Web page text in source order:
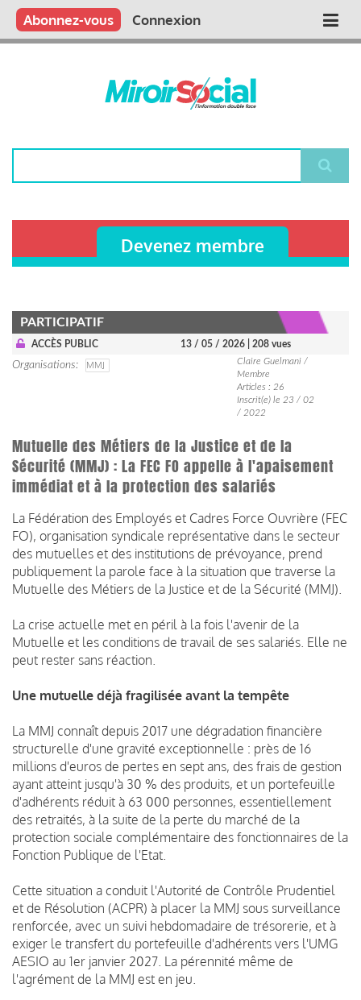
Aller
contenu
Main
Qui sommes nous ?
Vous publiez
Nous publions
Contactez-nous
Abonnez-vous Connexion
Devenez membre
PARTICIPATIF
ACCÈS PUBLIC 13 / 05 / 2026 | 208 vues
Organisations MMJ
Claire Guelmani /
Membre
Articles : 26
Inscrit(e) le 23 / 02
/ 2022
Mutuelle des Métiers de la Justice et de la
Sécurité (MMJ) : La FEC FO appelle à l'apaisement
immédiat et à la protection des salariés
La Fédération des Employés et Cadres Force Ouvrière (FEC
FO), organisation syndicale représentative dans le secteur
des mutuelles et des institutions de prévoyance, prend
publiquement la parole face à la situation que traverse la
Mutuelle des Métiers de la Justice et de la Sécurité (MMJ).
La crise actuelle met en péril à la fois l'avenir de la
Mutuelle et les conditions de travail de ses salariés. Elle ne
peut rester sans réaction.
Une mutuelle déjà fragilisée avant la tempête
La MMJ connaît depuis 2017 une dégradation financière
structurelle d'une gravité exceptionnelle : près de 16
millions d'euros de pertes en sept ans, des frais de gestion
ayant atteint jusqu'à 30 % des produits, et un portefeuille
d'adhérents réduit à 63 000 personnes, essentiellement
des retraités, à la suite de la perte du marché de la
protection sociale complémentaire des fonctionnaires de la
Fonction Publique de l'Etat.
Cette situation a conduit l'Autorité de Contrôle Prudentiel
et de Résolution (ACPR) à placer la MMJ sous surveillance
renforcée, avec un suivi hebdomadaire de trésorerie, et à
exiger le transfert du portefeuille d'adhérents vers l'UMG
AESIO au 1er janvier 2027. La pérennité même de
l'agrément de la MMJ est en jeu.